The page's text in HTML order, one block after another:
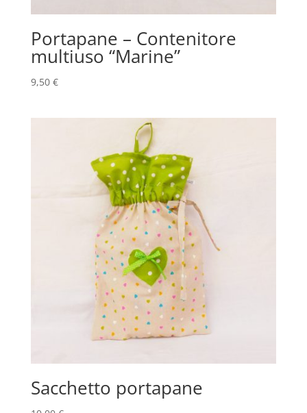
Portapane – Contenitore
multiuso “Marine”
9,50 €
Sacchetto portapane